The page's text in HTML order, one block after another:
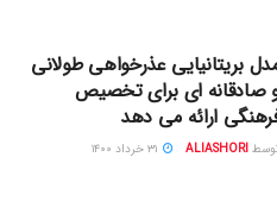
بریتانیایی عذرخواهی طولانی
صادقانه ای برای تخصیص
ارائه می دهد
ALIASHORI ۳۱ خرداد ۱۴۰۰